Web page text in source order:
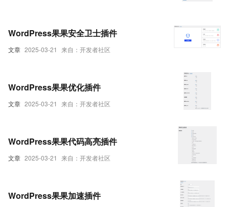
文章 2025-03-21 来自：开发者社区
WordPress果果安全卫士插件
文章 2025-03-21 来自：开发者社区
WordPress果果优化插件
文章 2025-03-21 来自：开发者社区
WordPress果果代码高亮插件
WordPress果果加速插件